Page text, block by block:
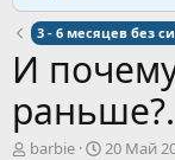
3 - 6 месяцев без
И
А
barbie
Д
20 Май